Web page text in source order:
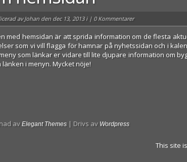
avJohan den dec 13, 2013 i | 0 Kommentarer
med hemsidan är att sprida information om de flesta
som vi vill flagga för hamnar på nyhetssidan och i
som länkar er vidare till lite djupare information om
länken i menyn. Mycket nöje!
av Elegant Themes | Drivs av Wordpress
This site